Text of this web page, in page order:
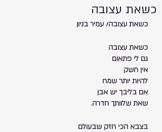
כשאת עצובה
כשאת עצובה/ עמיר בניון
כשאת עצובה
גם לי פתאום
אין חשק
להיות יותר שמח
אם בליבך יש אבן
שאת שלוותך חדרה.
בצבא הכי חזק שבעולם